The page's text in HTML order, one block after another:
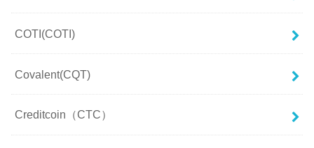
COTI(COTI)
Covalent(CQT)
Creditcoin（CTC）